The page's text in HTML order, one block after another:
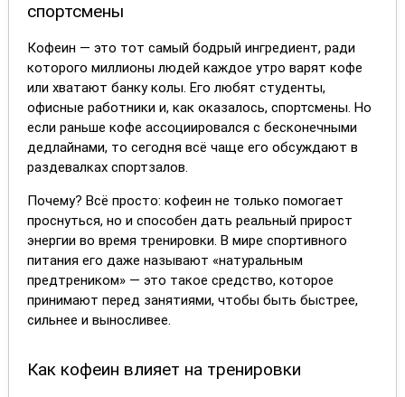
спортсмены
Кофеин — это тот самый бодрый ингредиент, ради
которого миллионы людей каждое утро варят кофе
или хватают банку колы. Его любят студенты,
офисные работники и, как оказалось, спортсмены. Но
если раньше кофе ассоциировался с бесконечными
дедлайнами, то сегодня всё чаще его обсуждают в
раздевалках спортзалов.
Почему? Всё просто: кофеин не только помогает
проснуться, но и способен дать реальный прирост
энергии во время тренировки. В мире спортивного
питания его даже называют «натуральным
предтреником» — это такое средство, которое
принимают перед занятиями, чтобы быть быстрее,
сильнее и выносливее.
Как кофеин влияет на тренировки